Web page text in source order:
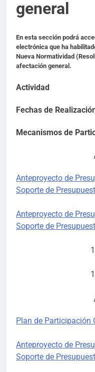
general
En esta sección podrá
electrónica que ha
Nueva Normatividad
afectación general.
Actividad
Fechas de
Mecanismos de
Anteproyecto de
Soporte de
Anteproyecto de
Soporte de
Plan de Participación
Anteproyecto de
Soporte de